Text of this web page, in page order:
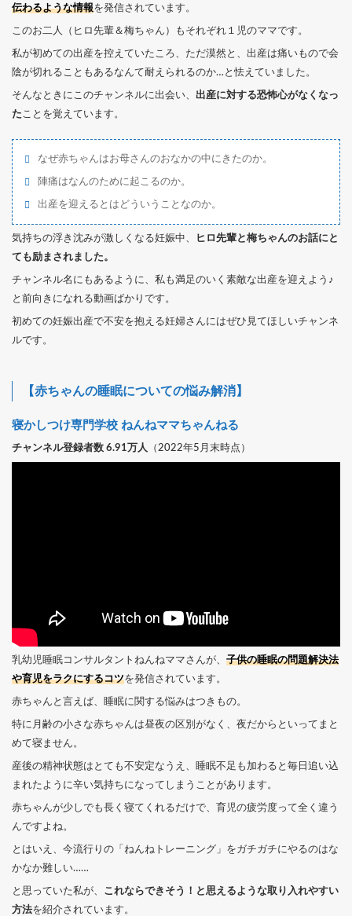
伝わるような情報を発信されています。
このお二人（ヒロ先輩＆梅ちゃん）もそれぞれ１児のママです。
私が初めての出産を控えていたころ、ただ漠然と、出産は痛いもので会
陰が切れることもあるなんて耐えられるのか…と怯えていました。
そんなときにこのチャンネルに出会い、 出産に対する恐怖心がなくなっ
た ことを覚えています。
なぜ赤ちゃんはお母さんのおなかの中にきたのか。
陣痛はなんのために起こるのか。
出産を迎えるとはどういうことなのか。
気持ちの浮き沈みが激しくなる妊娠中、
ヒロ先輩と梅ちゃんのお話にと
ても励まされました。
チャンネル名にもあるように、私も満足のいく素敵な出産を迎えよう♪
と前向きになれる動画ばかりです。
初めての妊娠出産で不安を抱える妊婦さんにはぜひ見てほしいチャンネ
ルです。
【赤ちゃんの睡眠についての悩み解消】
寝かしつけ専門学校 ねんねママちゃんねる
チャンネル登録者数 6.91万人 （2022年5月末時点）
乳幼児睡眠コンサルタントねんねママさんが、 子供の睡眠の問題解決法
や育児をラクにするコツを発信されています。
赤ちゃんと言えば、睡眠に関する悩みはつきもの。
特に月齢の小さな赤ちゃんは昼夜の区別がなく、夜だからといってまと
めて寝ません。
産後の精神状態はとても不安定なうえ、睡眠不足も加わると毎日追い込
まれたように辛い気持ちになってしまうことがあります。
赤ちゃんが少しでも長く寝てくれるだけで、育児の疲労度って全く違う
んですよね。
とはいえ、今流行りの「ねんねトレーニング」をガチガチにやるのはな
かなか難しい……
と思っていた私が、 これならできそう！と思えるような取り入れやすい
方法を紹介されています。